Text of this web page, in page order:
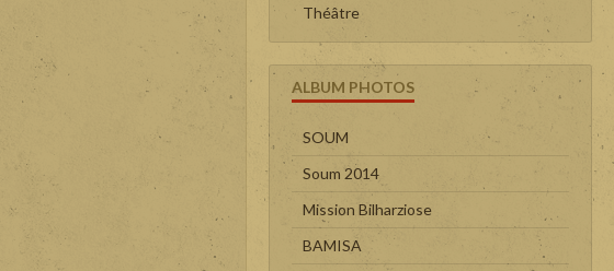
Théâtre
ALBUM PHOTOS
SOUM
Soum 2014
Mission Bilharziose
BAMISA